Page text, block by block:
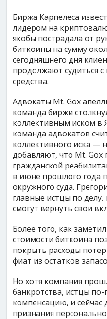
Биржа Карпелеса
лидером на
якобы пострадала от
биткоины на сумму
сегодняшнего дня
продолжают судиться с
средства.
Адвокаты Mt. Gox
команда биржи
коллективным иском в
команда адвокатов
коллективного иска —
добавляют, что Mt. Gox
гражданской
в июне прошлого года
окружного суда.
главные истцы по
смогут вернуть свои
Более того, как
стоимости биткоина
покрыть расходы
фиат из остатков
Но хотя компания
банкротства, истцы
компенсацию, и
признания